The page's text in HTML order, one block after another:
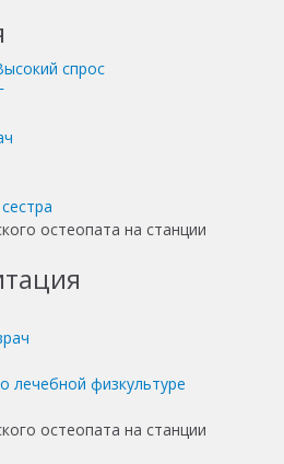
спрос
лечебной физкультуре